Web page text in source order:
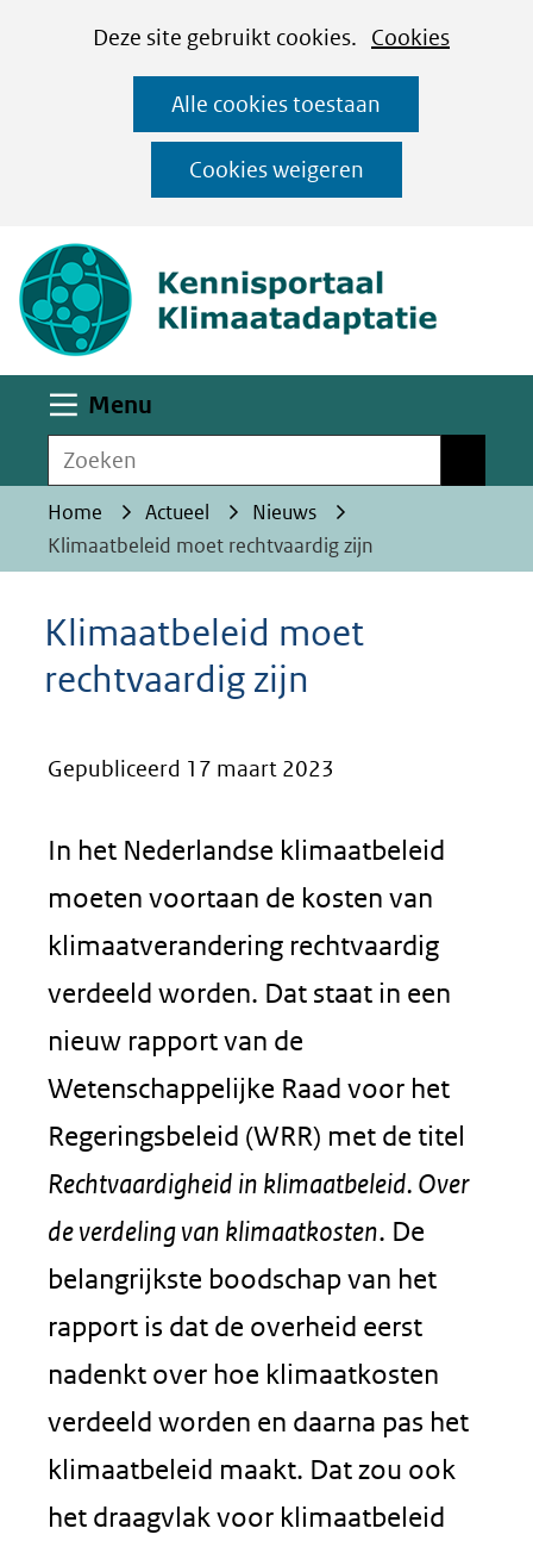
CookiesDeze site gebruikt cookies. Cookies
op
deze
website
worden
toegestaan
geweigerd.
Alle cookies toestaan
Cookies weigeren
Ga
naar
de
inhoud
Menu
Zoeken
Home Actueel
Nieuws
Klimaatbeleid moet rechtvaardig zijn
Klimaatbeleid moet
rechtvaardig zijn
Gepubliceerd 17 maart 2023
In het Nederlandse klimaatbeleid
moeten voortaan de kosten van
klimaatverandering rechtvaardig
verdeeld worden. Dat staat in een
nieuw rapport van de
Wetenschappelijke Raad voor het
Regeringsbeleid (WRR) met de titel
Rechtvaardigheid in klimaatbeleid. Over
de verdeling van klimaatkosten. De
belangrijkste boodschap van het
rapport is dat de overheid eerst
nadenkt over hoe klimaatkosten
verdeeld worden en daarna pas het
klimaatbeleid maakt. Dat zou ook
het draagvlak voor klimaatbeleid